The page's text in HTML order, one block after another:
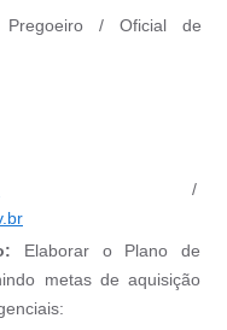
/ Oficial de
/
Elaborar o Plano de
metas de aquisição